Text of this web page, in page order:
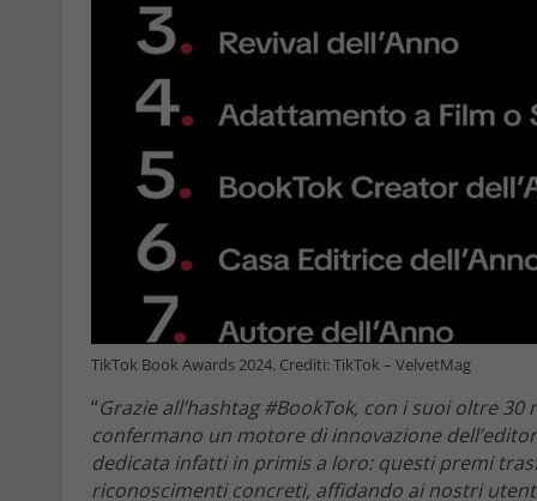
TikTok Book Awards 2024. Crediti: TikTok – VelvetMag
“Grazie all’hashtag #BookTok, con i suoi oltre
confermano un motore di innovazione
dedicata infatti in primis a loro: questi premi
riconoscimenti concreti, affidando ai nostri